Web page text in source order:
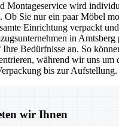
Montageservice wird
Ob Sie nur ein paar Möbel
Einrichtung verpackt
in Amtsberg
Bedürfnisse an. So
während wir uns um
bis zur Aufstellung.
wir Ihnen